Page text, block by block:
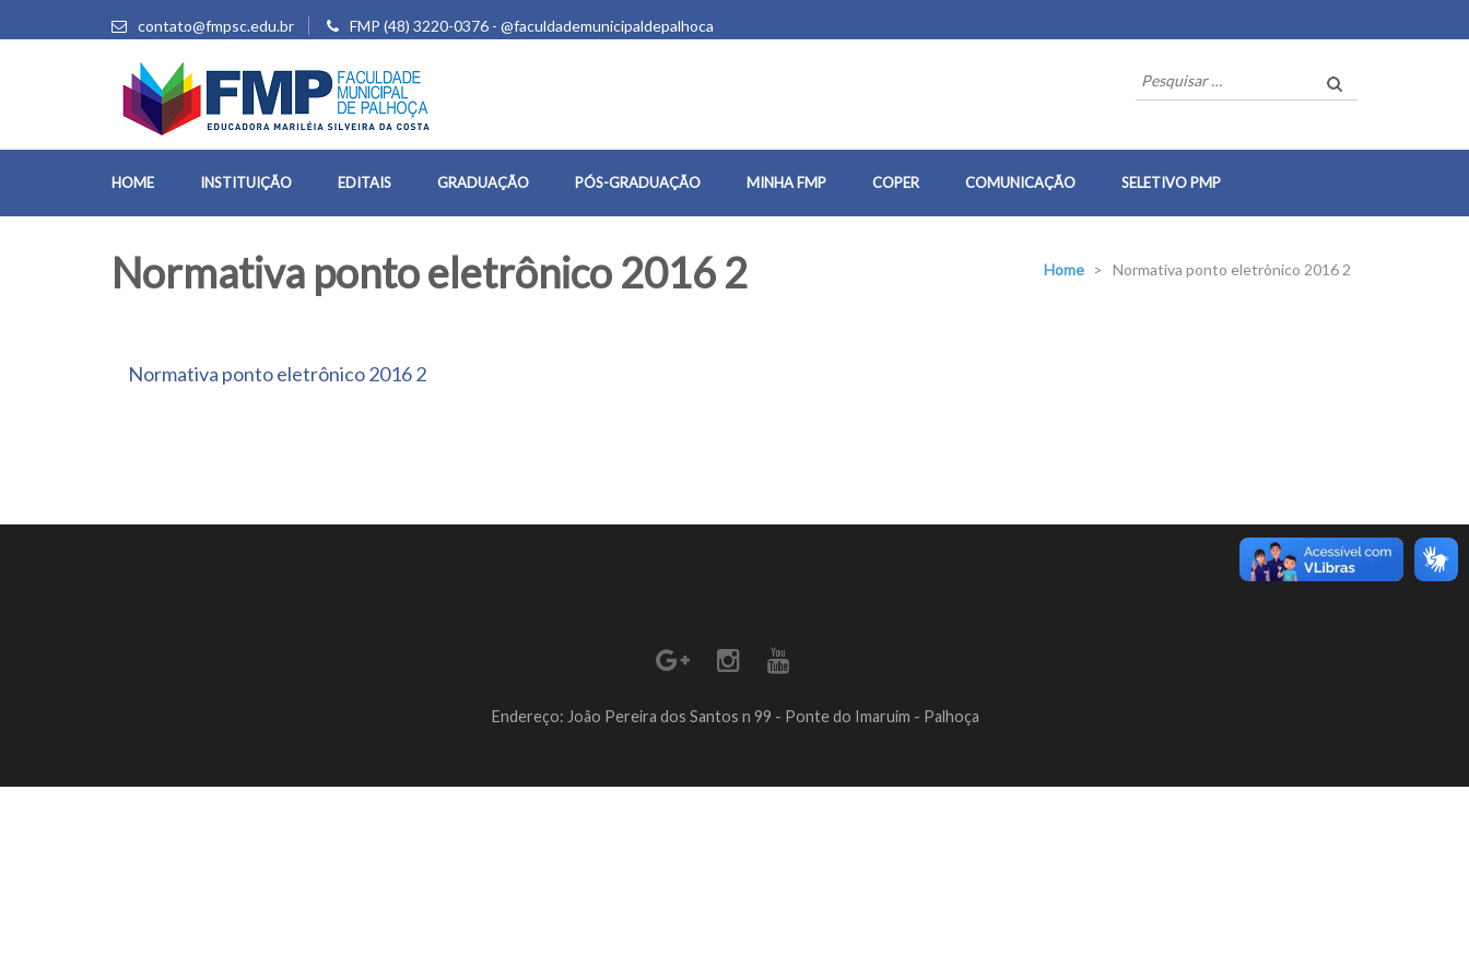
contato@fmpsc.edu.br FMP (48) 3220-0376 - @faculdademunicipaldepalhoca
Pesquisar
por:
HOME INSTITUIÇÃO EDITAIS GRADUAÇÃO PÓS-GRADUAÇÃO MINHA FMP COPER COMUNICAÇÃO SELETIVO PMP
Normativa ponto eletrônico 2016 2 Home > Normativa ponto eletrônico 2016 2
Normativa ponto eletrônico 2016 2
Endereço: João Pereira dos Santos n 99 - Ponte do Imaruim - Palhoça